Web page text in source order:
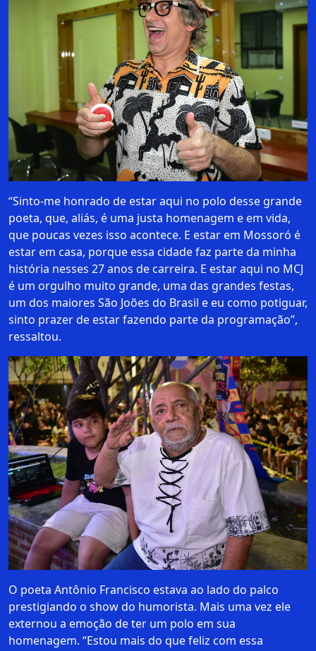
“Sinto-me honrado de estar aqui no polo desse grande
poeta, que, aliás, é uma justa homenagem e em vida,
que poucas vezes isso acontece. E estar em Mossoró é
estar em casa, porque essa cidade faz parte da minha
história nesses 27 anos de carreira. E estar aqui no MCJ
é um orgulho muito grande, uma das grandes festas,
um dos maiores São Joões do Brasil e eu como potiguar,
sinto prazer de estar fazendo parte da programação”,
ressaltou.
O poeta Antônio Francisco estava ao lado do palco
prestigiando o show do humorista. Mais uma vez ele
externou a emoção de ter um polo em sua
homenagem. “Estou mais do que feliz com essa